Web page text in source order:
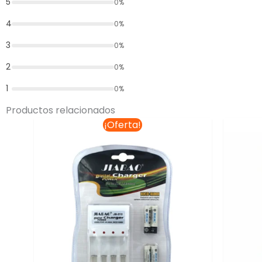
0%
4 0%
3 0%
2 0%
1 0%
Productos relacionados
¡Oferta!
El
precio
original
era:
$244.44.
El
precio
actual
es:
$220.00.